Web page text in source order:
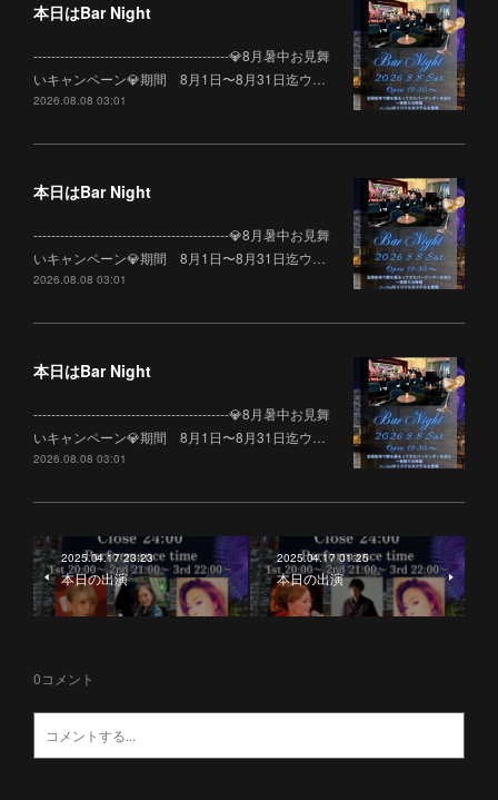
本日はBar Night
--------------------------------------------💎8月暑中お見舞
いキャンペーン💎期間 8月1日〜8月31日迄ウ…
2026.08.08 03:01
本日はBar Night
--------------------------------------------💎8月暑中お見舞
いキャンペーン💎期間 8月1日〜8月31日迄ウ…
2026.08.08 03:01
本日はBar Night
--------------------------------------------💎8月暑中お見舞
いキャンペーン💎期間 8月1日〜8月31日迄ウ…
2026.08.08 03:01
2025.04.17 23:23
本日の出演
2025.04.17 01:25
本日の出演
0コメント